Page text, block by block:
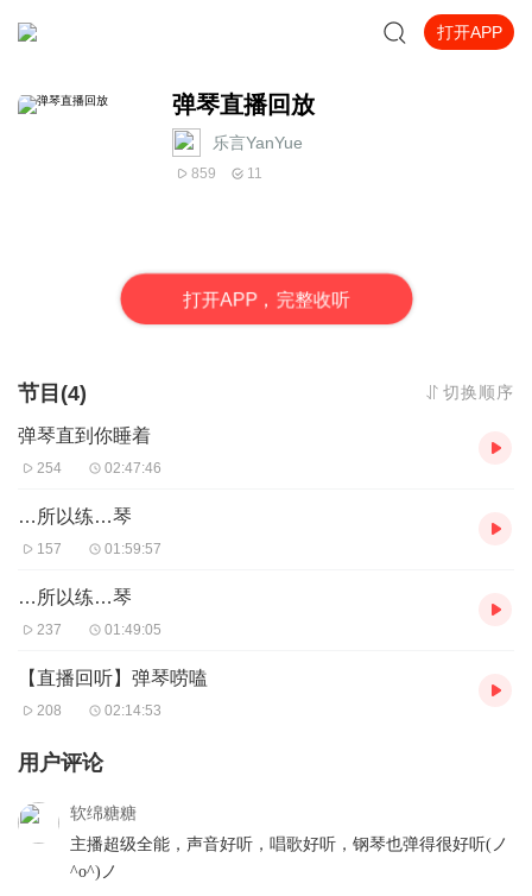
打开APP
弹琴直播回放
乐言YanYue
859 11
打开APP，完整收听
节目(4) 切换顺序
弹琴直到你睡着
254 02:47:46
…所以练…琴
157 01:59:57
…所以练…琴
237 01:49:05
【直播回听】弹琴唠嗑
208 02:14:53
用户评论
软绵糖糖
主播超级全能，声音好听，唱歌好听，钢琴也弹得很好听(ノ
^o^)ノ